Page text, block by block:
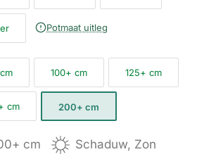
Potmaat uitleg
100+ cm 125+ cm
cm 200+ cm
cm Schaduw, Zon